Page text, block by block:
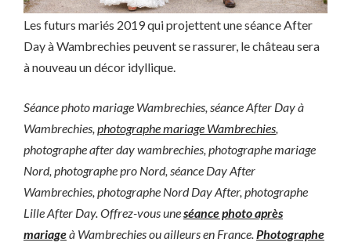
Les futurs mariés 2019 qui projettent une séance After
Day à Wambrechies peuvent se rassurer, le château sera
à nouveau un décor idyllique.
Séance photo mariage Wambrechies, séance After Day à
Wambrechies, photographe mariage Wambrechies
photographe after day wambrechies, photographe mariage
Nord, photographe pro Nord, séance Day After
Wambrechies, photographe Nord Day After, photographe
Lille After Day. Offrez-vous uneséance photo après
mariageà Wambrechies ou ailleurs en France. Photographe